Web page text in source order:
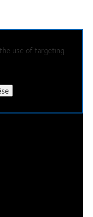
use of targeting